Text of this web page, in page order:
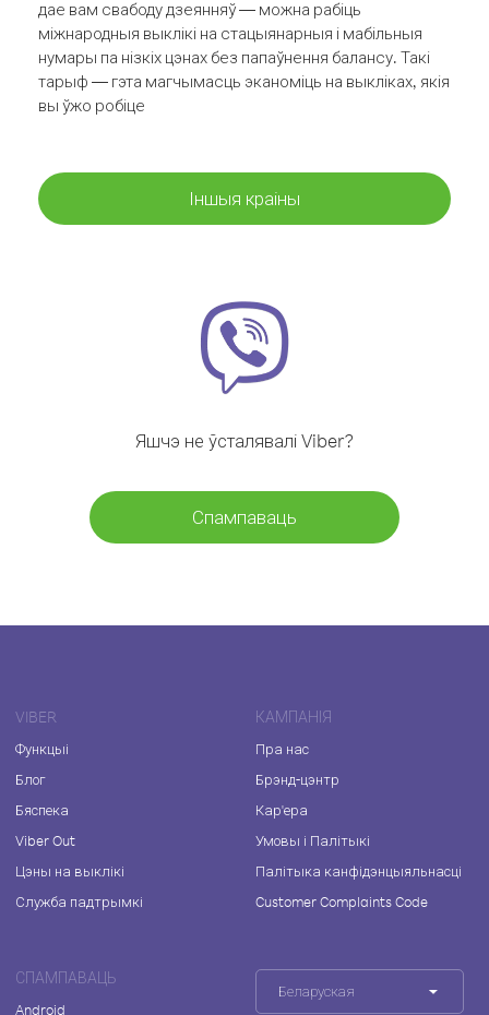
дае вам свабоду дзеянняў — можна рабіць
міжнародныя выклікі на стацыянарныя і мабільныя
нумары па нізкіх цэнах без папаўнення балансу. Такі
тарыф — гэта магчымасць эканоміць на выкліках, якія
вы ўжо робіце
Іншыя краіны
Яшчэ не ўсталявалі Viber?
Спампаваць
VIBER
Функцыі
Блог
Бяспека
Viber Out
Цэны на выклікі
Служба падтрымкі
КАМПАНІЯ
Пра нас
Брэнд-цэнтр
Кар'ера
Умовы і Палітыкі
Палітыка канфідэнцыяльнасці
Customer Complaints Code
СПАМПАВАЦЬ
Android
Беларуская